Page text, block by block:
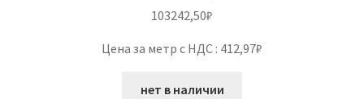
103242,50₽
Цена за метр с НДС : 412,97₽
нет в наличии